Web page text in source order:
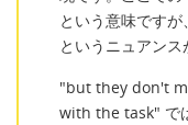
という意味です
というニュアンス
"but they don't
with the task" で